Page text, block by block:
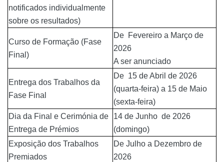
notificados individualmente
sobre os resultados)
Curso de Formação (Fase
Final)
De Fevereiro a Março de
2026
A ser anunciado
Entrega dos Trabalhos da
Fase Final
De 15 de Abril de 2026
(quarta-feira) a 15 de Maio
(sexta-feira)
Dia da Final e Cerimónia de
Entrega de Prémios
14 de Junho de 2026
(domingo)
Exposição dos Trabalhos
Premiados
De Julho a Dezembro de
2026